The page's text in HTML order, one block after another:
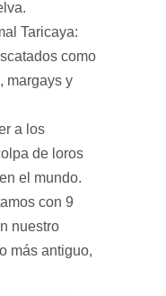
Taricaya:
como
margays y
a los
de loros
el mundo.
con 9
nuestro
más antiguo,